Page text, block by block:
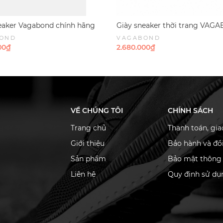
Vagabond chính hãng
Taupe - Nâu nhạt Da
Giày sneaker thời trang
Derek low-top sneakers All
Suede - Đen da lộn
VAGABOND
2.680.000₫
VỀ CHÚNG TÔI
Trang chủ
Giới thiệu
Sản phẩm
Liên hệ
CHÍNH SÁCH
Thanh toán,
Bảo hành và
Bảo mật
Quy định sử